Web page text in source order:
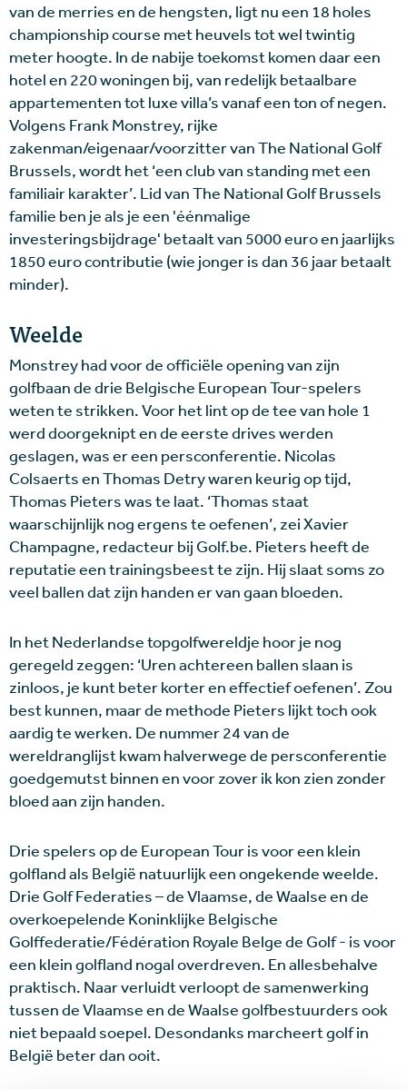
van de merries en de hengsten, ligt nu een 18 holes
championship course met heuvels tot wel twintig
meter hoogte. In de nabije toekomst komen daar een
hotel en 220 woningen bij, van redelijk betaalbare
appartementen tot luxe villa’s vanaf een ton of negen.
Volgens Frank Monstrey, rijke
zakenman/eigenaar/voorzitter van The National Golf
Brussels, wordt het ‘een club van standing met een
familiair karakter’. Lid van The National Golf Brussels
familie ben je als je een 'éénmalige
investeringsbijdrage' betaalt van 5000 euro en jaarlijks
1850 euro contributie (wie jonger is dan 36 jaar betaalt
minder).
Weelde
Monstrey had voor de officiële opening van zijn
golfbaan de drie Belgische European Tour-spelers
weten te strikken. Voor het lint op de tee van hole 1
werd doorgeknipt en de eerste drives werden
geslagen, was er een persconferentie. Nicolas
Colsaerts en Thomas Detry waren keurig op tijd,
Thomas Pieters was te laat. ‘Thomas staat
waarschijnlijk nog ergens te oefenen’, zei Xavier
Champagne, redacteur bij Golf.be. Pieters heeft de
reputatie een trainingsbeest te zijn. Hij slaat soms zo
veel ballen dat zijn handen er van gaan bloeden.
In het Nederlandse topgolfwereldje hoor je nog
geregeld zeggen: ‘Uren achtereen ballen slaan is
zinloos, je kunt beter korter en effectief oefenen’. Zou
best kunnen, maar de methode Pieters lijkt toch ook
aardig te werken. De nummer 24 van de
wereldranglijst kwam halverwege de persconferentie
goedgemutst binnen en voor zover ik kon zien zonder
bloed aan zijn handen.
Drie spelers op de European Tour is voor een klein
golfland als België natuurlijk een ongekende weelde.
Drie Golf Federaties – de Vlaamse, de Waalse en de
overkoepelende Koninklijke Belgische
Golffederatie/Fédération Royale Belge de Golf - is voor
een klein golfland nogal overdreven. En allesbehalve
praktisch. Naar verluidt verloopt de samenwerking
tussen de Vlaamse en de Waalse golfbestuurders ook
niet bepaald soepel. Desondanks marcheert golf in
België beter dan ooit.